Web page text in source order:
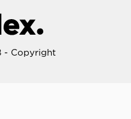
- Copyright